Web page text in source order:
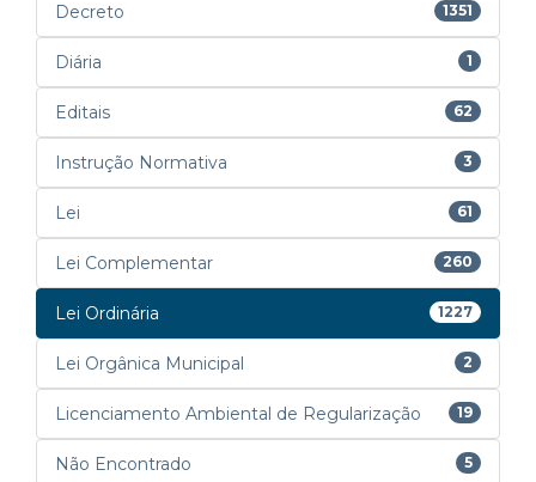
Decreto 1351
Diária 1
Editais 62
Instrução Normativa 3
Lei 61
Lei Complementar 260
Lei Ordinária 1227
Lei Orgânica Municipal 2
Licenciamento Ambiental de Regularização 19
Não Encontrado 5